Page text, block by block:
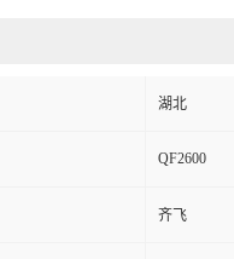
湖北
QF2600
齐飞